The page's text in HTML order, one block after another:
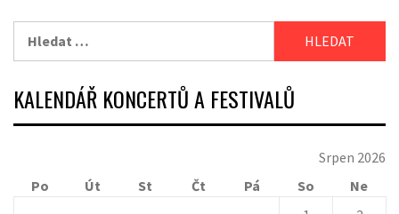
KALENDÁŘ KONCERTŮ A FESTIVALŮ
Srpen 2026
Po
Út St Čt Pá So
Ne